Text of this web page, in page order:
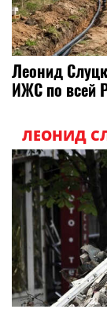
Леонид
ИЖС по всей
ЛЕОНИД